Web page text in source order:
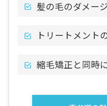
髪の毛のダメー
トリートメント
縮毛矯正と同時